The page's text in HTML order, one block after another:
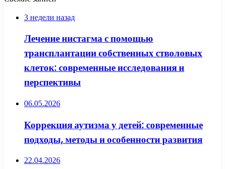
3 недели назад
Лечение нистагма с помощью
трансплантации собственных стволовых
клеток: современные исследования и
перспективы
06.05.2026
Коррекция аутизма у детей: современные
подходы, методы и особенности развития
22.04.2026